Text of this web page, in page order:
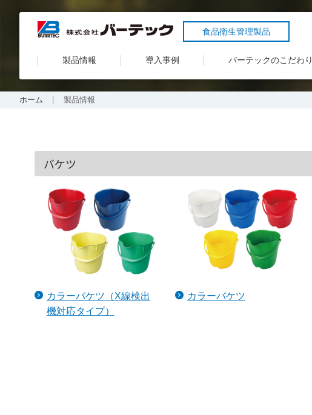
食品衛生管理製品
製品情報 導入事例 バーテックのこだわり
ホーム 製品情報
バケツ
カラーバケツ（X線検出
機対応タイプ）
カラーバケツ